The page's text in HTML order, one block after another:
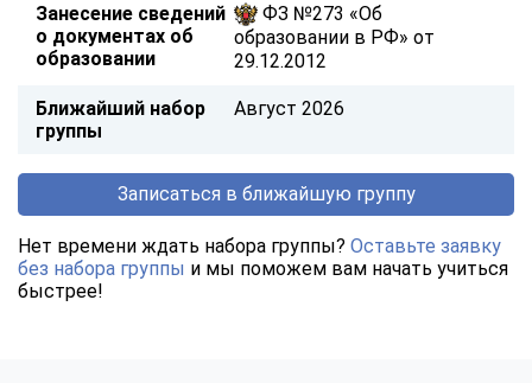
Занесение сведений
о документах об
образовании
ФЗ №273 «Об
образовании в РФ» от
29.12.2012
Ближайший набор
группы
Август 2026
Записаться в ближайшую группу
Нет времени ждать набора группы? Оставьте заявку
без набора группы и мы поможем вам начать учиться
быстрее!